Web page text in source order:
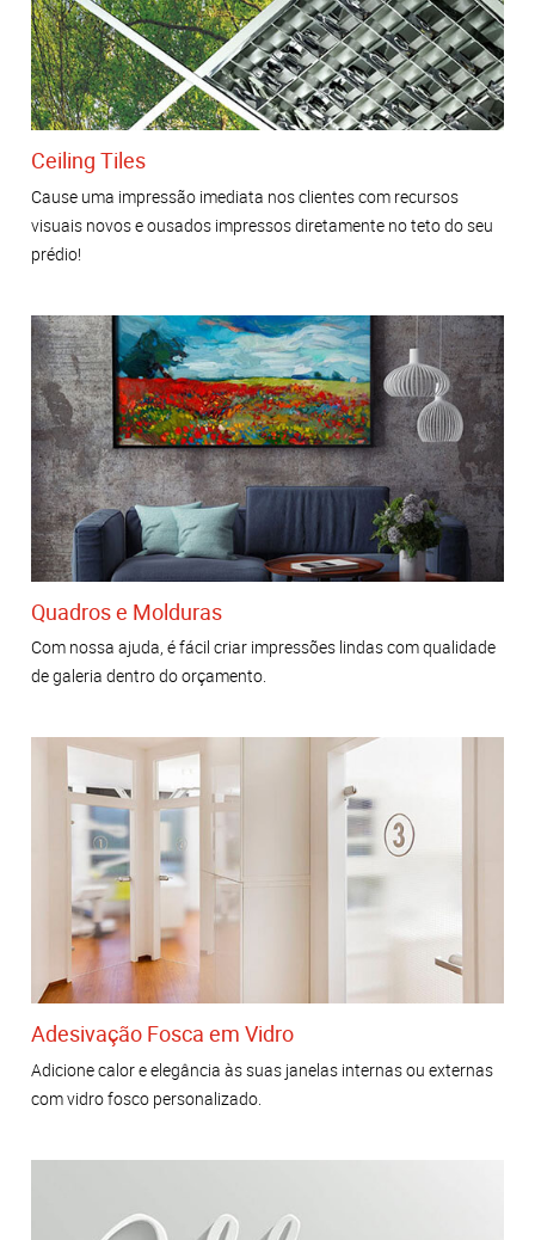
Ceiling Tiles
Cause uma impressão imediata nos clientes com recursos
visuais novos e ousados impressos diretamente no teto do seu
prédio!
Quadros e Molduras
Com nossa ajuda, é fácil criar impressões lindas com qualidade
de galeria dentro do orçamento.
Adesivação Fosca em Vidro
Adicione calor e elegância às suas janelas internas ou externas
com vidro fosco personalizado.